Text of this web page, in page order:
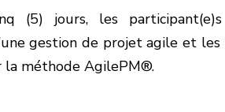
(5) jours, les
gestion de projet agile et
la méthode AgilePM®.